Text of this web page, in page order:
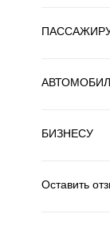
БИЗНЕСУ
Оставить